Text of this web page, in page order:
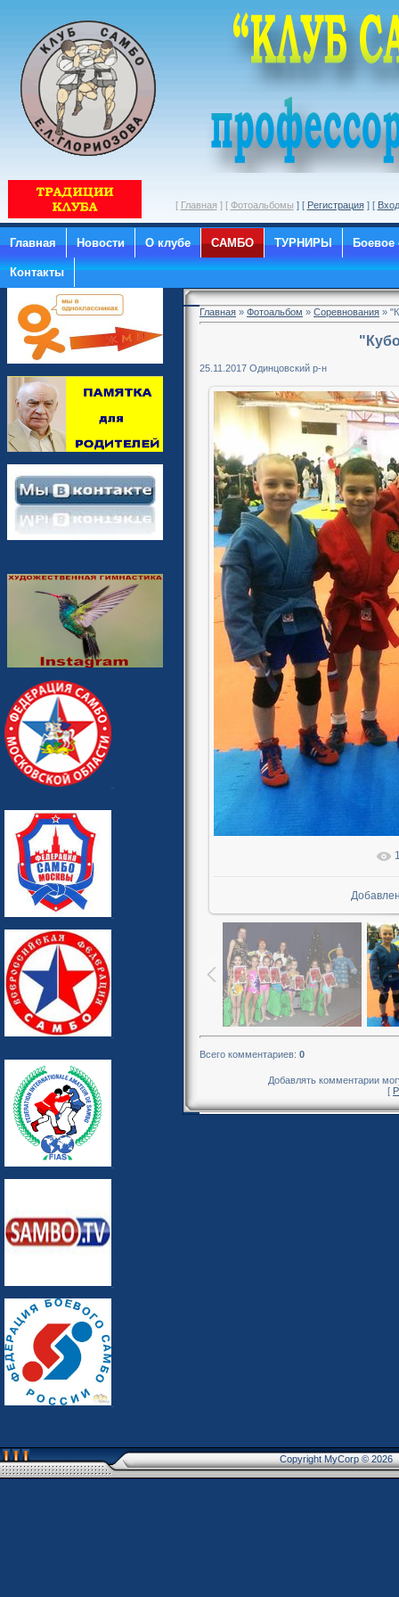
[ Главная ] [ Фотоальбомы ] [ Регистрация] [ Вход
Главная Новости О клубе САМБО ТУРНИРЫ Боевое
Контакты
Главная » Фотоальбом » Соревнования »
25.11.2017 Одинцовский р-н
В
Всего комментариев: 0
Добавлять комментарии
[
Copyright MyCorp © 2026